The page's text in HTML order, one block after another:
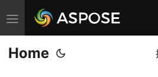
切
换
导
Home